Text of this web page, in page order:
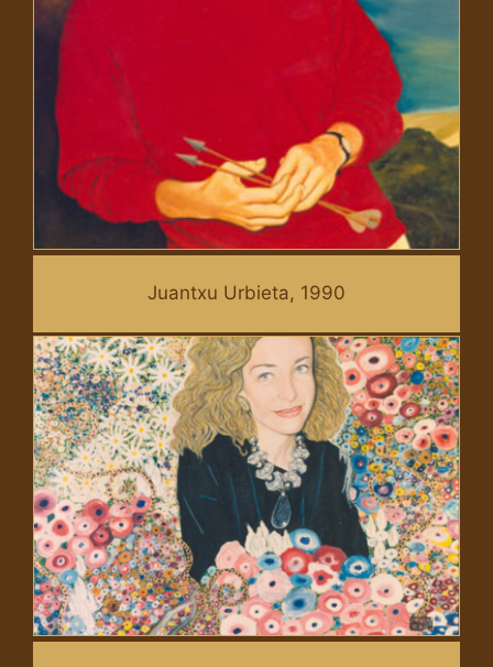
Juantxu Urbieta, 1990